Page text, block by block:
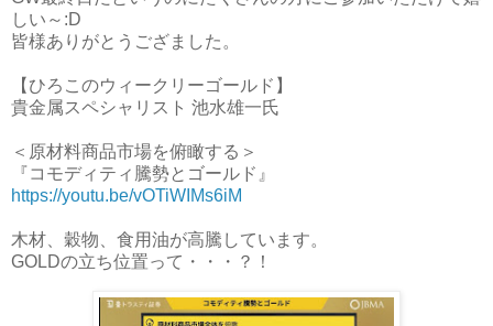
しい～:D
皆様ありがとうござました。
【ひろこのウィークリーゴールド】
貴金属スペシャリスト 池水雄一氏
＜原材料商品市場を俯瞰する＞
『コモディティ騰勢とゴールド』
https://youtu.be/vOTiWIMs6iM
木材、穀物、食用油が高騰しています。
GOLDの立ち位置って・・・？！